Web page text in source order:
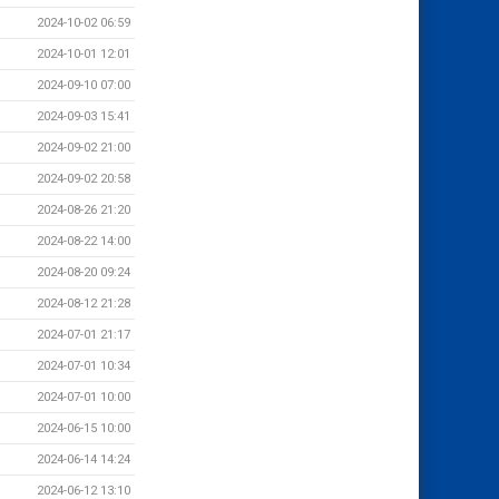
2024-10-02 06:59
2024-10-01 12:01
2024-09-10 07:00
2024-09-03 15:41
2024-09-02 21:00
2024-09-02 20:58
2024-08-26 21:20
2024-08-22 14:00
2024-08-20 09:24
2024-08-12 21:28
2024-07-01 21:17
2024-07-01 10:34
2024-07-01 10:00
2024-06-15 10:00
2024-06-14 14:24
2024-06-12 13:10